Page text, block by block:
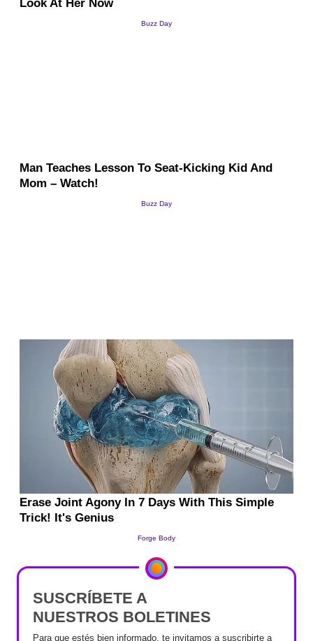
SUSCRÍBETE A
NUESTROS BOLETINES
Para que estés bien informado, te invitamos a suscribirte a